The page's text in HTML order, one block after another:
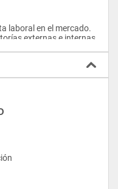
laboral en el mercado.
externas e internas,
la estrategia de las
y formar tu propia